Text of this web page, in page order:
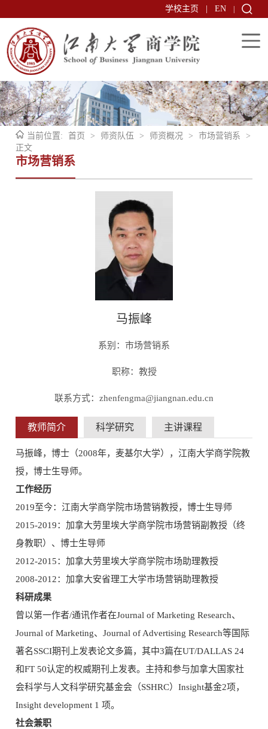
学校主页 EN
当前位置: 首页 > 师资队伍 > 师资概况 > 市场营销系
>
正文
市场营销系
马振峰
系别：市场营销系
职称：教授
联系方式：zhenfengma@jiangnan.edu.cn
教师简介 科学研究 主讲课程
马振峰，博士（2008年，麦基尔大学），江南大学商学院教
授，博士生导师。
工作经历
2019至今：江南大学商学院市场营销教授，博士生导师
2015-2019：加拿大劳里埃大学商学院市场营销副教授（终
身教职）、博士生导师
2012-2015：加拿大劳里埃大学商学院市场助理教授
2008-2012：加拿大安省理工大学市场营销助理教授
科研成果
曾以第一作者/通讯作者在Journal of Marketing Research、
Journal of Marketing、Journal of Advertising Research等国际
著名SSCI期刊上发表论文多篇，其中3篇在UT/DALLAS 24
和FT 50认定的权威期刊上发表。主持和参与加拿大国家社
会科学与人文科学研究基金会（SSHRC）Insight基金2项，
Insight development 1 项。
社会兼职